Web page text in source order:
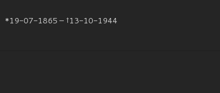
*19-07-1865 – †13-10-1944